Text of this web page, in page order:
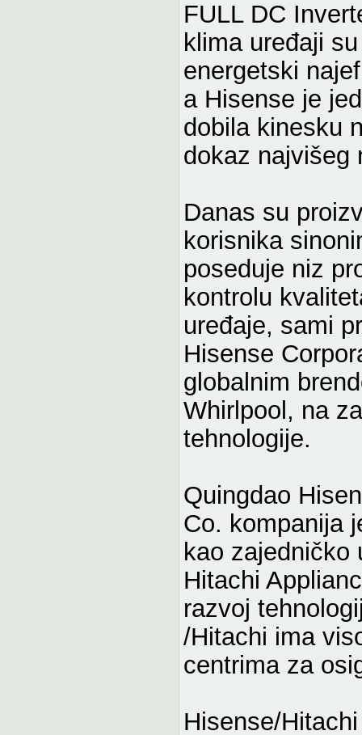
FULL DC
klima uređaji
energetski
a Hisense je
dobila kinesku
dokaz najvišeg
Danas su
korisnika
poseduje niz
kontrolu
uređaje, sami
Hisense
globalnim
Whirlpool, na
tehnologije.
Quingdao
Co. kompanija
kao zajedničko
Hitachi
razvoj
/Hitachi ima
centrima za
Hisense/